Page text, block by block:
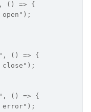
() => {
() => {
() => {